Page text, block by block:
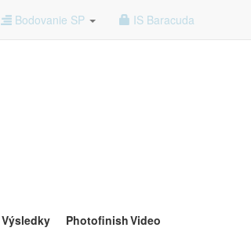
Bodovanie SP IS Baracuda
Výsledky PhotofinishVideo